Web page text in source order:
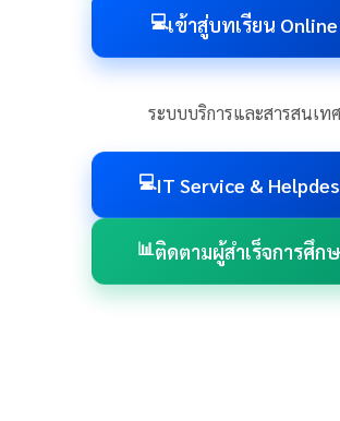
💻เข้าสู่บทเรียน Online
ระบบบริการและสารสนเทศ
💻IT Service &
📊ติดตามผู้สำเร็จการศึก